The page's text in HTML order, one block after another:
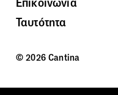
Ταυτότητα
© 2026 Cantina